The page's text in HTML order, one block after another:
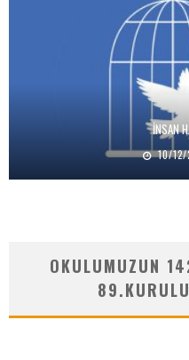
İNSAN
10/12/
OKULUMUZUN